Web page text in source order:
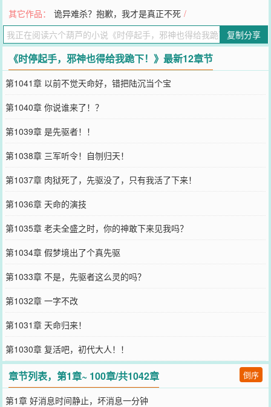
天还能累积叠加。\n至此，他深刻感悟到时间就是生命的真谛！\n面
对残暴的废土统领，白野认真劝诫：“我真不想浪费时间杀你们，要不
你们跪下求求我，这事就算过去了？”\n看着倒在血泊中的邪神，白野
唉声叹气：“你知不知道为了杀你，浪费了我多少时间？十秒！足足十
秒！人一生有多少十秒！？”\n多年后。\n记者：白野先生，作为大灾
变时代的终结者，人们都想知道您为何如此成功？\n白野：珍惜时
间。\n记者：您的意思是别把时间挥霍在无意义的事上，抓紧每一分
每一秒去拼搏，珍惜当下才能拥抱未来！\n白野：啊？嗯！对，我就
是这个意思。\n记者：新时代降临，许多人还未适应，他们十分茫
然，无所适从，请问，您觉得当今人们应该怎么做？\n白野：珍惜时
间。\n记者：您误会了，我的意思是，当今人们的终极目标，归根结
底，活着到底是为了什么？\n白野：为了珍惜时间。
您要是觉得《时停起手，邪神也得给我跪下！
记向您QQ群和微博微信里的朋友推荐哦！
其它作品： 诡异难杀？抱歉，我才是真正不死 /
复制分享
《时停起手，邪神也得给我跪下！》最新12章节
第1041章 以前不觉天命好，错把陆沉当个宝
第1040章 你说谁来了！？
第1039章 是先驱者！！
第1038章 三军听令！自刎归天！
第1037章 肉狱死了，先驱没了，只有我活了下来！
第1036章 天命的演技
第1035章 老夫全盛之时，你的神敢下来见我吗？
第1034章 假梦境出了个真先驱
第1033章 不是，先驱者这么灵的吗？
第1032章 一字不改
第1031章 天命归来！
第1030章 复活吧，初代大人！！
章节列表，第1章~ 100章/共1042章 倒序
第1章 好消息时间静止，坏消息一分钟